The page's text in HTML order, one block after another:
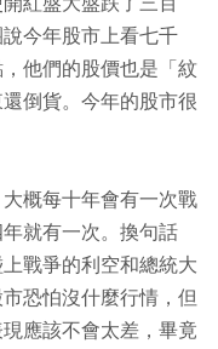
今年股市上看七千
他們的股價也是「紋
倒貨。今年的股市很
概每十年會有一次戰
就有一次。換句話
戰爭的利空和總統大
恐怕沒什麼行情，但
應該不會太差，畢竟